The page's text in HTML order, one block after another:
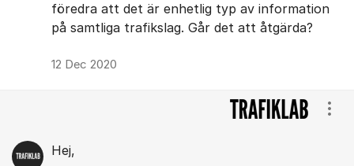
föredra att det är enhetlig typ av information
på samtliga trafikslag. Går det att åtgärda?
12 Dec 2020
Hej,